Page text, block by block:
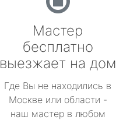
Мастер
бесплатно
выезжает на дом
Где Вы не находились в
Москве или области -
наш мастер в любом